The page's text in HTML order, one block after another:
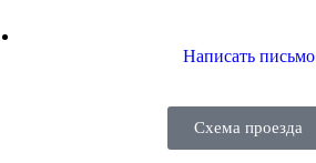
Написать письмо
Схема проезда